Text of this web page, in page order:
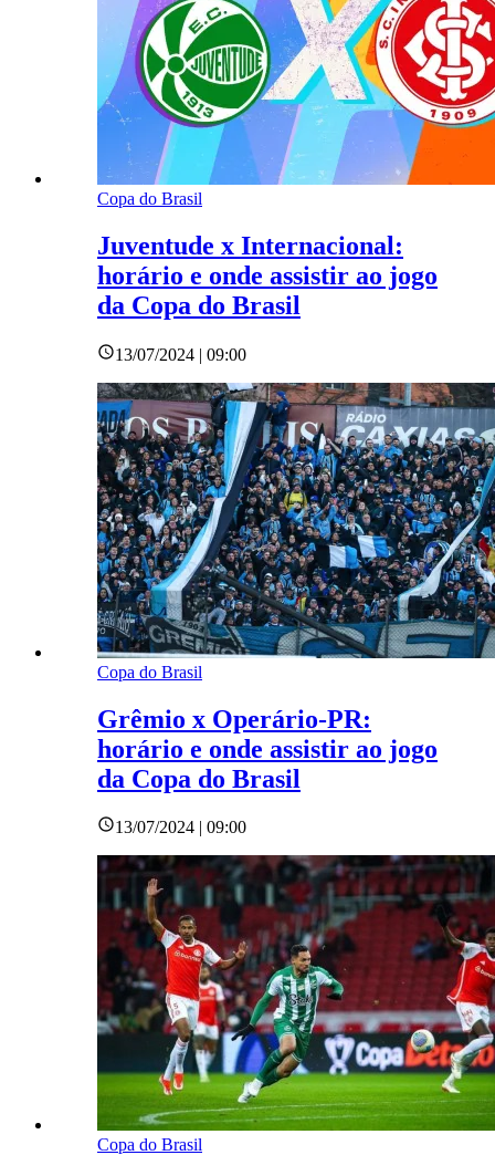
Copa do Brasil
Juventude x Internacional:
horário e onde assistir ao jogo
da Copa do Brasil
13/07/2024 | 09:00
Copa do Brasil
Grêmio x Operário-PR:
horário e onde assistir ao jogo
da Copa do Brasil
13/07/2024 | 09:00
Copa do Brasil